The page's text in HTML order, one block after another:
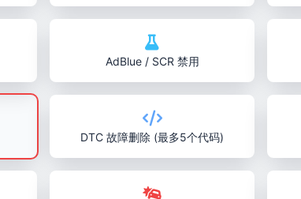
AdBlue / SCR 禁用
DTC 故障删除 (最多5个代码)